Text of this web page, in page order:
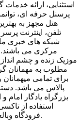
استثنایی، ارائه
پرسنل حرفه ای،
هتل مجهز به
شبکه های خبری
مرکزی می باشند.
موزیک زنده و چشم
مطلوب به مهمانان
برای تمامی
پالاس می باشد.
بزرگراه یادگار
استفاده از
فرودگاه وبالعکس از دیگر ویژگی های این هتل می باشد.